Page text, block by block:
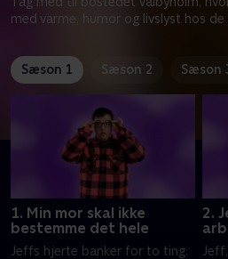
med varme, humor og livslyst hos de
Sæson 1 Sæson 2 Sæson
1. Min mor skal ikke
bestemme det hele
Jeffs hjerte banker for to ting:
2.